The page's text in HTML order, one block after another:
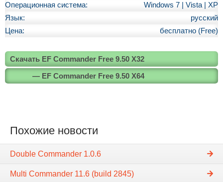
Операционная система:
Windows 7 | Vista | XP
Язык:
русский
Цена:
бесплатно (Free)
Скачать EF Commander Free 9.50 X32
— EF Commander Free 9.50 X64
Похожие новости
Double Commander 1.0.6
Multi Commander 11.6 (build 2845)